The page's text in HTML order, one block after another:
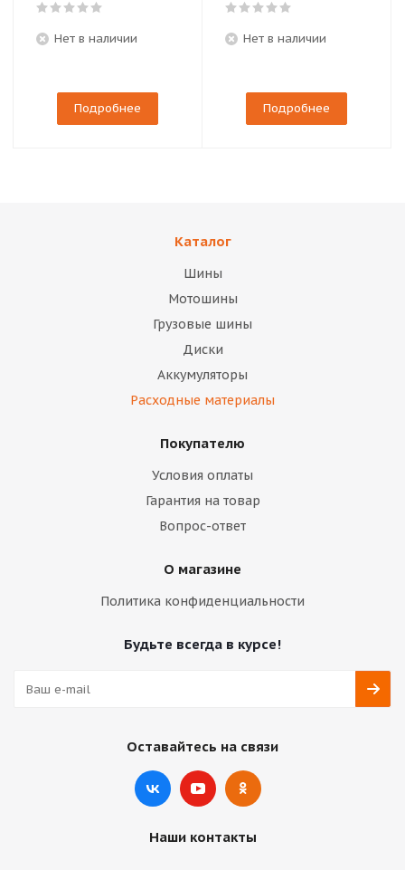
Нет в наличии
Подробнее
Нет в наличии
Подробнее
Каталог
Шины
Мотошины
Грузовые шины
Диски
Аккумуляторы
Расходные материалы
Покупателю
Условия оплаты
Гарантия на товар
Вопрос-ответ
О магазине
Политика конфиденциальности
Будьте всегда в курсе!
Оставайтесь на связи
Наши контакты